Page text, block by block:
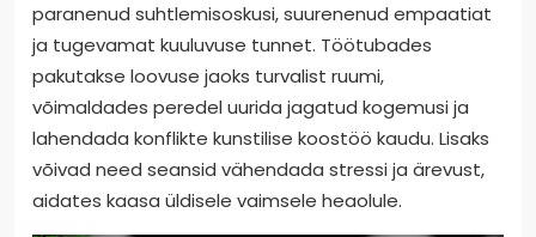
paranenud suhtlemisoskusi, suurenenud empaatiat
ja tugevamat kuuluvuse tunnet. Töötubades
pakutakse loovuse jaoks turvalist ruumi,
võimaldades peredel uurida jagatud kogemusi ja
lahendada konflikte kunstilise koostöö kaudu. Lisaks
võivad need seansid vähendada stressi ja ärevust,
aidates kaasa üldisele vaimsele heaolule.